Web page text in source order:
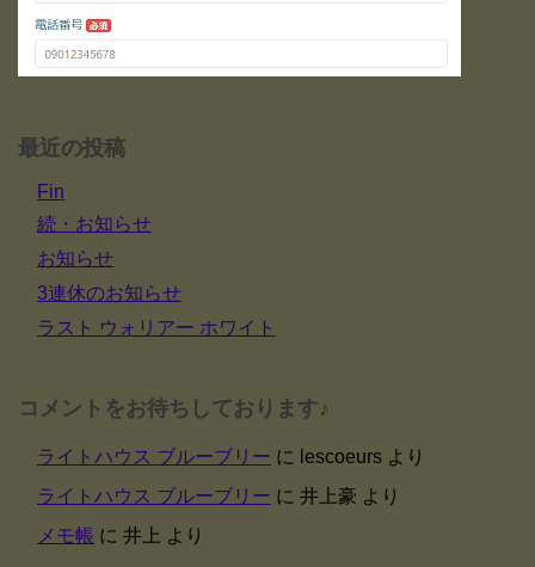
最近の投稿
Fin
続・お知らせ
お知らせ
3連休のお知らせ
ラスト ウォリアー ホワイト
コメントをお待ちしております♪
ライトハウス ブルーブリー に lescoeurs より
ライトハウス ブルーブリー に 井上豪 より
メモ帳 に 井上 より